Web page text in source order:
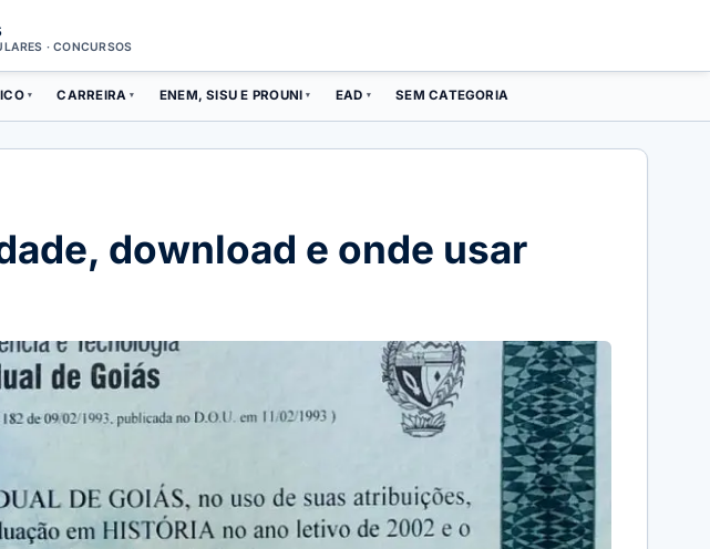
· CONCURSOS
▾ CARREIRA ▾ ENEM, SISU E PROUNI ▾ EAD ▾ SEM CATEGORIA
download e onde usar